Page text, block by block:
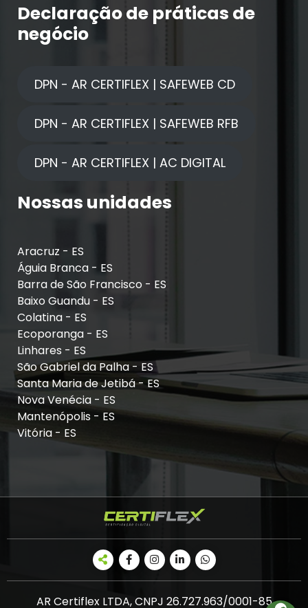
Declaração de práticas de
negócio
DPN - AR CERTIFLEX | SAFEWEB CD
DPN - AR CERTIFLEX | SAFEWEB RFB
DPN - AR CERTIFLEX | AC DIGITAL
Nossas unidades
Aracruz - ES
Águia Branca - ES
Barra de São Francisco - ES
Baixo Guandu - ES
Colatina - ES
Ecoporanga - ES
Linhares - ES
São Gabriel da Palha - ES
Santa Maria de Jetibá - ES
Nova Venécia - ES
Mantenópolis - ES
Vitória - ES
AR Certiflex LTDA, CNPJ 26.727.963/0001-85